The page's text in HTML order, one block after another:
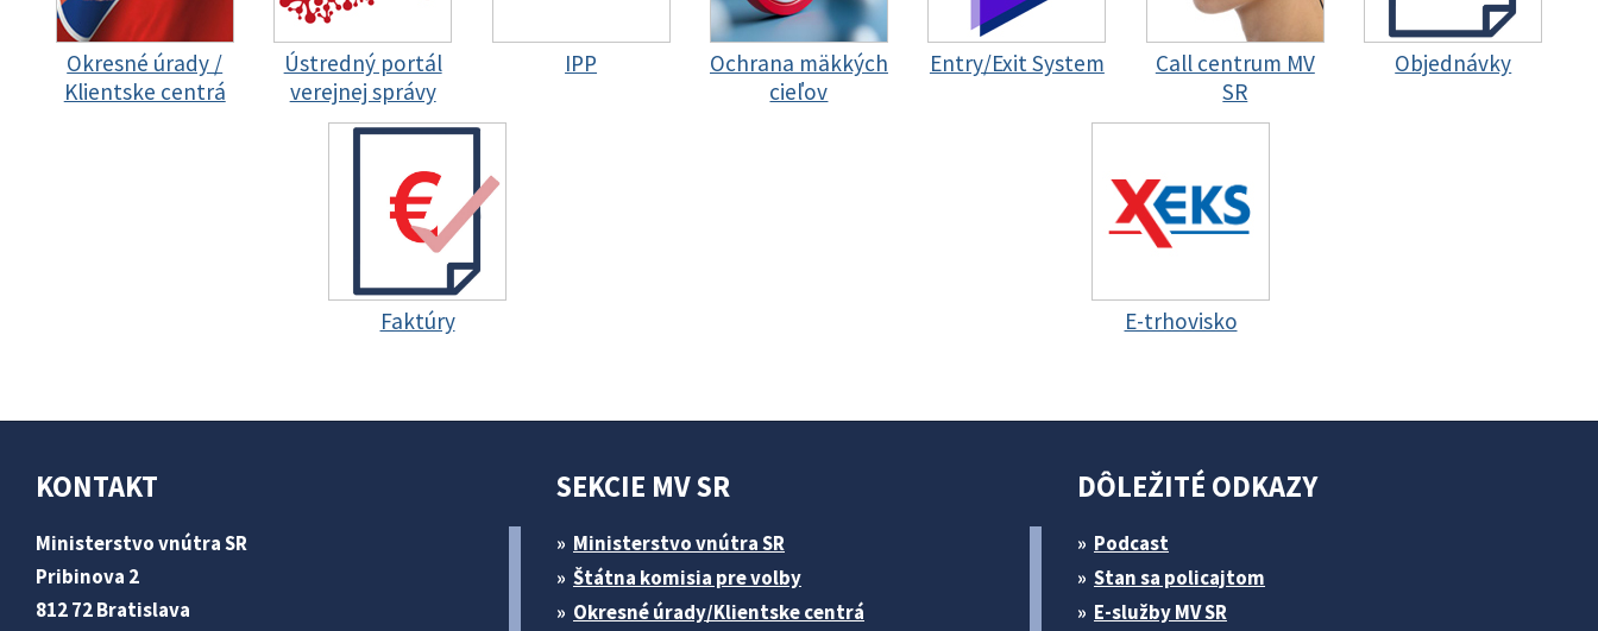
Okresné úrady /
Klientske centrá
Ústredný portál
verejnej správy
IPP
Ochrana mäkkých
cieľov
Entry/Exit System
Call centrum MV
SR
Objednávky
Faktúry E-trhovisko
KONTAKT
Ministerstvo vnútra SR
Pribinova 2
812 72 Bratislava
SEKCIE MV SR
Ministerstvo vnútra SR
Štátna komisia pre volby
Okresné úrady/Klientske centrá
DÔLEŽITÉ ODKAZY
Podcast
Stan sa policajtom
E-služby MV SR